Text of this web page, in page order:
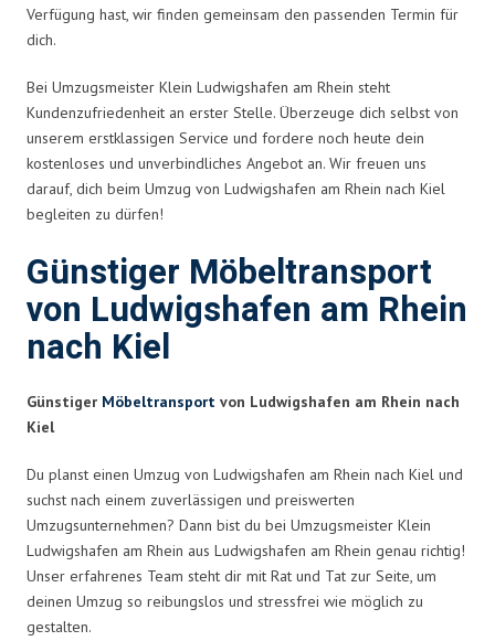
Verfügung hast, wir finden gemeinsam den passenden Termin für
dich.
Bei Umzugsmeister Klein Ludwigshafen am Rhein steht
Kundenzufriedenheit an erster Stelle. Überzeuge dich selbst von
unserem erstklassigen Service und fordere noch heute dein
kostenloses und unverbindliches Angebot an. Wir freuen uns
darauf, dich beim Umzug von Ludwigshafen am Rhein nach Kiel
begleiten zu dürfen!
Günstiger Möbeltransport
von Ludwigshafen am Rhein
nach Kiel
Günstiger Möbeltransport von Ludwigshafen am Rhein nach
Kiel
Du planst einen Umzug von Ludwigshafen am Rhein nach Kiel und
suchst nach einem zuverlässigen und preiswerten
Umzugsunternehmen? Dann bist du bei Umzugsmeister Klein
Ludwigshafen am Rhein aus Ludwigshafen am Rhein genau richtig!
Unser erfahrenes Team steht dir mit Rat und Tat zur Seite, um
deinen Umzug so reibungslos und stressfrei wie möglich zu
gestalten.